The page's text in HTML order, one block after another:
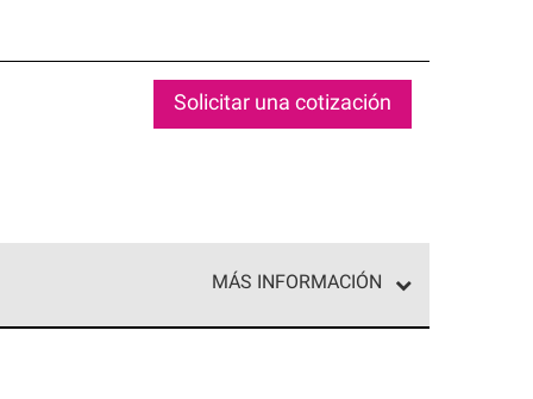
Solicitar una cotización
MÁS INFORMACIÓN
y confiabilidad.